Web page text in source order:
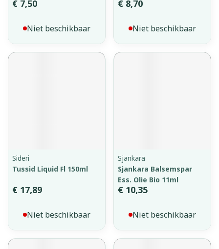
€ 7,50
Niet beschikbaar
€ 8,70
Niet beschikbaar
Sideri
Tussid Liquid Fl 150ml
€ 17,89
Niet beschikbaar
Sjankara
Sjankara Balsemspar
Ess. Olie Bio 11ml
€ 10,35
Niet beschikbaar